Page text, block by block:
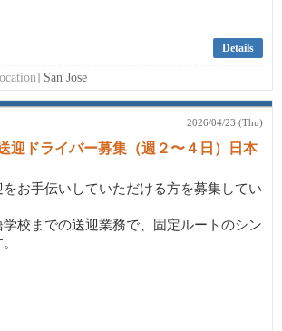
Details
San Jose
2026/04/23 (Thu)
迎ドライバー募集（週２〜４日）日本
お手伝いしていただける方を募集してい
校までの送迎業務で、固定ルートのシン